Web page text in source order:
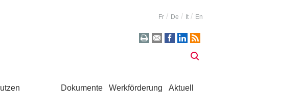
Fr De It En
Dokumente Werkförderung Aktuell